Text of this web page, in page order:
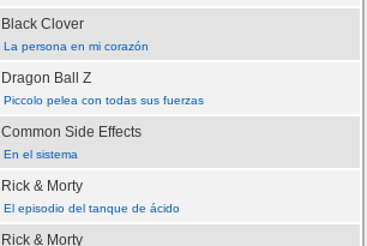
Black Clover
La persona en mi corazón
Dragon Ball Z
Piccolo pelea con todas sus fuerzas
Common Side Effects
En el sistema
Rick & Morty
El episodio del tanque de ácido
Rick & Morty